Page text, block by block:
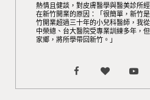
熱情且健談，對皮膚醫學與醫美診所
在新竹開業的原因：「很簡單，新竹
竹開業超過三十年的小兒科醫師，我
中榮總、台大醫院受專業訓練多年，
家鄉，將所學帶回新竹。」
F
a
B
l
Y
o